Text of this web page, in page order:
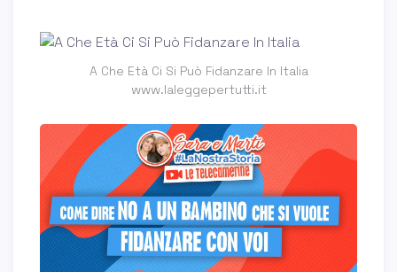
A Che Età Ci Si Può Fidanzare In Italia
www.laleggepertutti.it